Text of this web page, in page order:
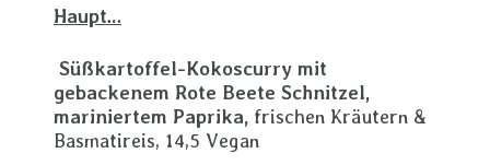
Haupt…
Süßkartoffel-Kokoscurry mit
gebackenem Rote Beete Schnitzel,
mariniertem Paprika, frischen Kräutern &
Basmatireis, 14,5 Vegan